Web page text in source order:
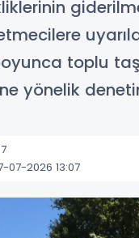
toplu
yönelik
07-2026 13:07